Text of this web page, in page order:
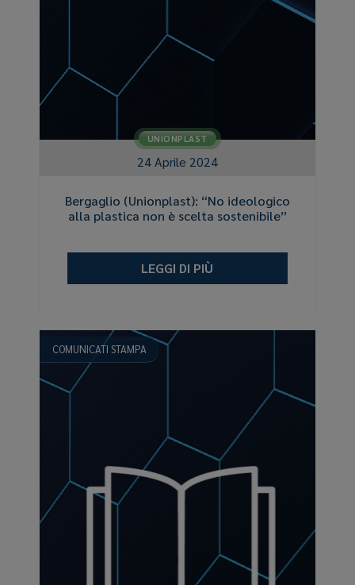
UNIONPLAST
24 Aprile 2024
Bergaglio (Unionplast): “No ideologico
alla plastica non è scelta sostenibile”
LEGGI DI PIÙ
COMUNICATI STAMPA